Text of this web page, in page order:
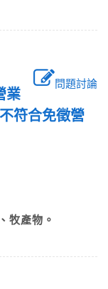
問題討論
業
符合免徵營
牧產物。